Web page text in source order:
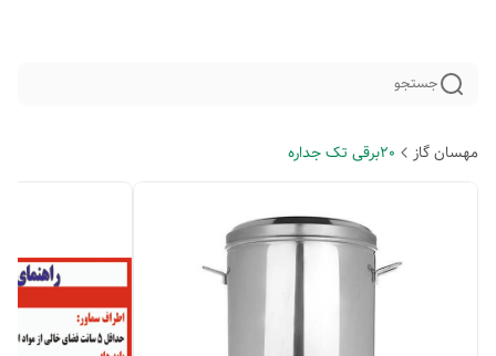
جستجو
مهسان گاز 20برقی تک جداره